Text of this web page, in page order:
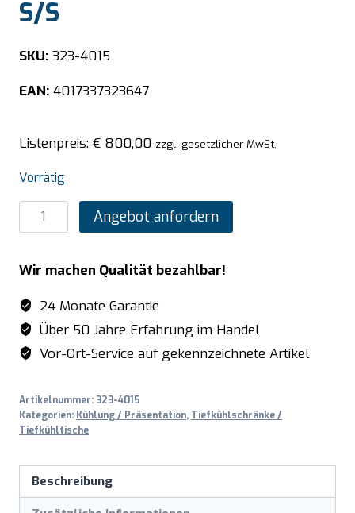
S/S
SKU: 323-4015
EAN: 4017337323647
Listenpreis: € 800,00 zzgl. gesetzlicher MwSt.
Vorrätig
SARO
Lagertiefkühlschrank
Edelstahl,
Modell
HT
200
S/S
Angebot anfordern
Wir machen Qualität bezahlbar!
24 Monate Garantie
Über 50 Jahre Erfahrung im Handel
Vor-Ort-Service auf gekennzeichnete Artikel
Artikelnummer: 323-4015
Kategorien: Kühlung / Präsentation, Tiefkühlschränke /
Tiefkühltische
Beschreibung